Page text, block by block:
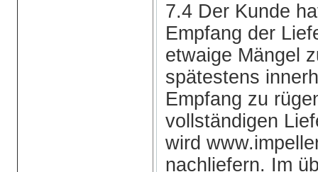
7.4 Der Kunde
Empfang der
etwaige Mängel
spätestens
Empfang zu
vollständigen
wird
nachliefern. Im